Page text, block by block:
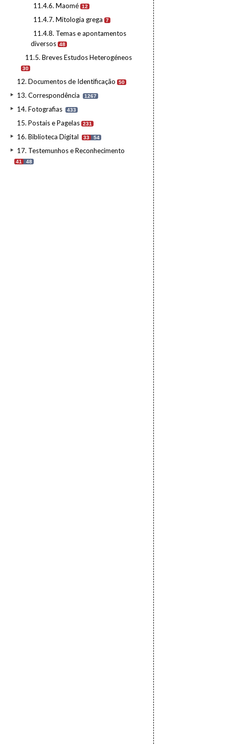
11.4.6. Maomé 12
11.4.7. Mitologia grega 7
11.4.8. Temas e apontamentos
diversos 48
11.5. Breves Estudos Heterogéneos
30
12. Documentos de Identificação 50
13. Correspondência 1267
14. Fotografias 433
15. Postais e Pagelas 231
16. Biblioteca Digital 33 54
17. Testemunhos e Reconhecimento
41 48